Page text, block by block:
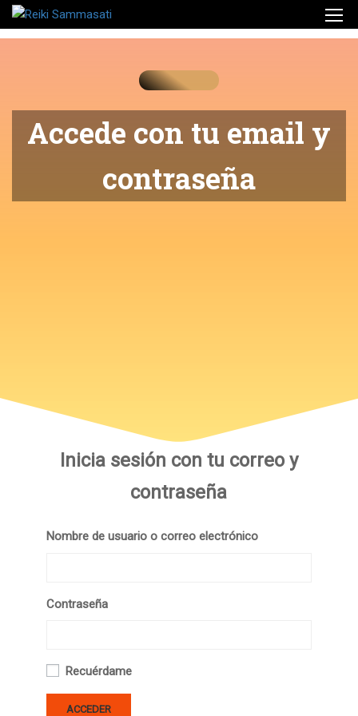
Accede con tu email y
contraseña
Inicia sesión con tu correo y
contraseña
Nombre de usuario o correo electrónico
Contraseña
Recuérdame
ACCEDER